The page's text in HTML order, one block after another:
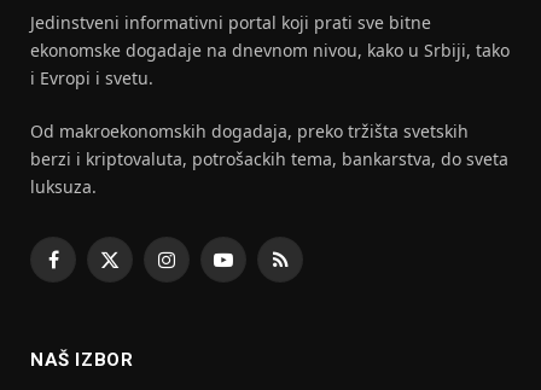
Jedinstveni informativni portal koji prati sve bitne
ekonomske dogadaje na dnevnom nivou, kako u Srbiji, tako
i Evropi i svetu.
Od makroekonomskih dogadaja, preko tržišta svetskih
berzi i kriptovaluta, potrošackih tema, bankarstva, do sveta
luksuza.
Facebook
X
InstagramYouTubeRSS
NAŠ IZBOR